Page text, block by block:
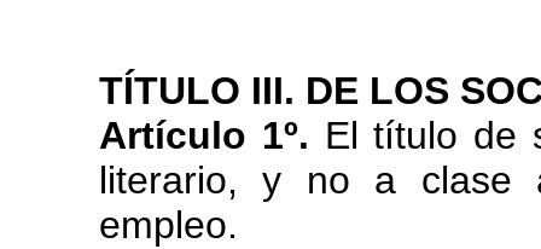
TÍTULO III. DE LOS
Artículo 1º. El título de
literario, y no a clase
empleo.